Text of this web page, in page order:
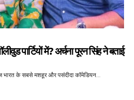
पार्टियों में? अर्चना पूरन सिंह ने बताई
भारत के सबसे मशहूर और पसंदीदा कॉमेडियन...